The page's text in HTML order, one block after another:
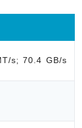
s; 70.4 GB/s